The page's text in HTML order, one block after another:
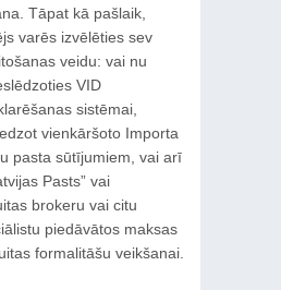
Tāpat kā pašlaik,
varēs izvēlēties sev
veidu: vai nu
VID
sistēmai,
vienkāršoto Importa
pasta sūtījumiem, vai arī
Pasts” vai
brokeru vai citu
piedāvātos maksas
formalitāšu veikšanai.